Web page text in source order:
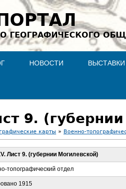
to navigation
ГЕОГРАФИЧЕСКОГО
НОВОСТИ ВЫСТАВКИ
9.
карты » Военно-
Лист 9. (губернии Могилевской)
топографический отдел
1915